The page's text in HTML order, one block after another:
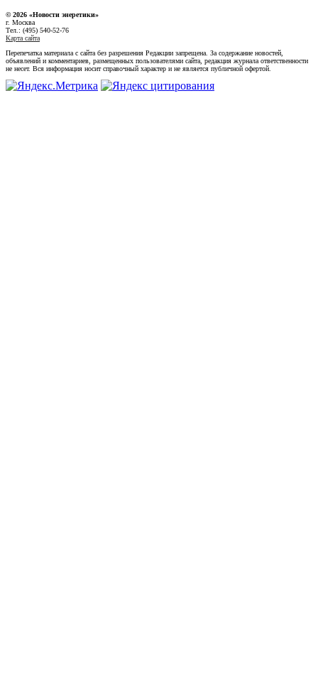
© 2026 «Новости энеретики»
г. Москва
Тел.: (495) 540-52-76
Карта сайта
Перепечатка материала с сайта без разрешения Редакции запрещена. За содержание новостей,
объявлений и комментариев, размещенных пользователями сайта, редакция журнала ответственности
не несет. Вся информация носит справочный характер и не является публичной офертой.